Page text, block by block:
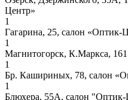
Центр»
1
Гагарина, 25, салон «Оптик-
1
Магнитогорск, К.Маркса,
1
Бр. Кашириных, 78, салон
1
Блюхера, 55А, салон